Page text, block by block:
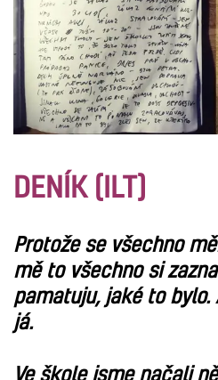
DENÍK (ILT)
Protože se všechno
mě to všechno si
pamatuju, jaké to
já.
Ve škole jsme načali